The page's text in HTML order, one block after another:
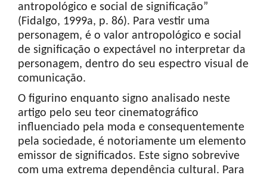
antropológico e social de significação”
(Fidalgo, 1999a, p. 86). Para vestir uma
personagem, é o valor antropológico e social
de significação o expectável no interpretar da
personagem, dentro do seu espectro visual de
comunicação.
O figurino enquanto signo analisado neste
artigo pelo seu teor cinematográfico
influenciado pela moda e consequentemente
pela sociedade, é notoriamente um elemento
emissor de significados. Este signo sobrevive
com uma extrema dependência cultural. Para